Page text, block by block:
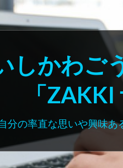
しかわご
「ZAKKI
分の率直な思いや興味